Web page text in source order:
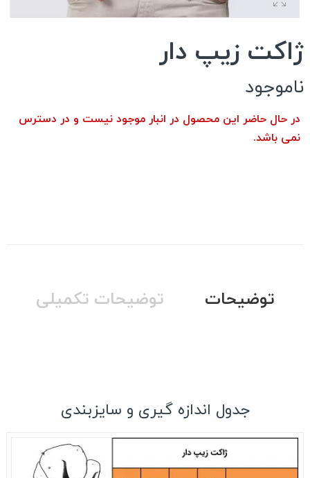
ژاکت زیپ دار
ناموجود
در حال حاضر این محصول در انبار موجود نیست و در دسترس
نمی باشد.
توضیحات توضیحات تکمیلی
جدول اندازه گیری و سایزبندی